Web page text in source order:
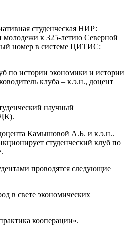
студенческая НИР:
молодежи к 325-летию Северной
номер в системе ЦИТИС:
по истории экономики и истории
клуба – к.э.н., доцент
научный
Камышовой А.Б. и к.э.н..
студенческий клуб по
проводятся следующие
в свете экономических
кооперации».